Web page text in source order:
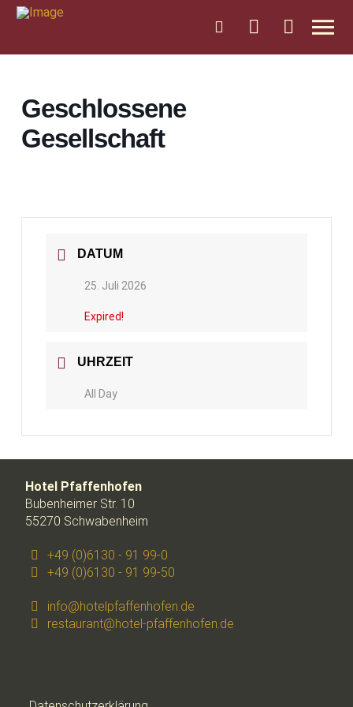
Geschlossene
Gesellschaft
DATUM
25. Juli 2026
Expired!
UHRZEIT
All Day
Hotel Pfaffenhofen
Bubenheimer Str. 10
55270 Schwabenheim
+49 (0)6130 - 91 99-0
+49 (0)6130 - 91 99-50
info@hotelpfaffenhofen.de
restaurant@hotel-pfaffenhofen.de